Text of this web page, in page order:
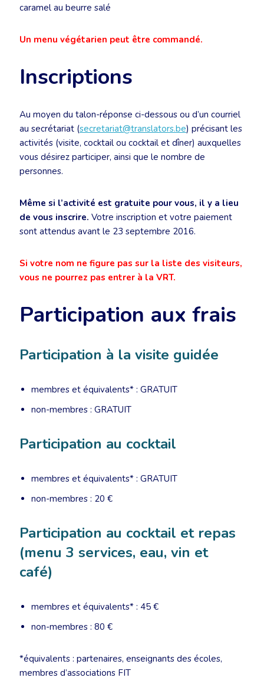
caramel au beurre salé
Un menu végétarien peut être commandé.
Inscriptions
Au moyen du talon-réponse ci-dessous ou d’un courriel
au secrétariat (secretariat@translators.be) précisant les
activités (visite, cocktail ou cocktail et dîner) auxquelles
vous désirez participer, ainsi que le nombre de
personnes.
Même si l’activité est gratuite pour vous, il y a lieu
de vous inscrire. Votre inscription et votre paiement
sont attendus avant le 23 septembre 2016.
Si votre nom ne figure pas sur la liste des visiteurs,
vous ne pourrez pas entrer à la VRT.
Participation aux frais
Participation à la visite guidée
membres et équivalents* : GRATUIT
non-membres : GRATUIT
Participation au cocktail
membres et équivalents* : GRATUIT
non-membres : 20 €
Participation au cocktail et repas
(menu 3 services, eau, vin et
café)
membres et équivalents* : 45 €
non-membres : 80 €
*équivalents : partenaires, enseignants des écoles,
membres d’associations FIT